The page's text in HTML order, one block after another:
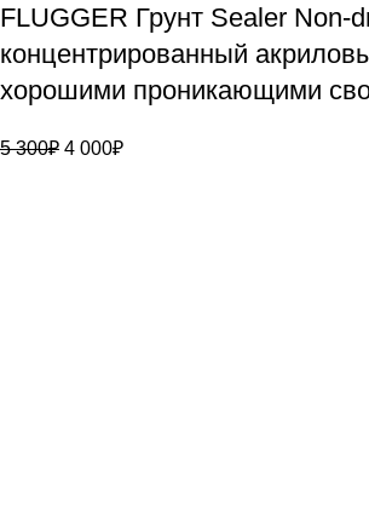
FLUGGER Грунт Sealer Non-
концентрированный
хорошими проникающими
5 300₽ 4 000₽